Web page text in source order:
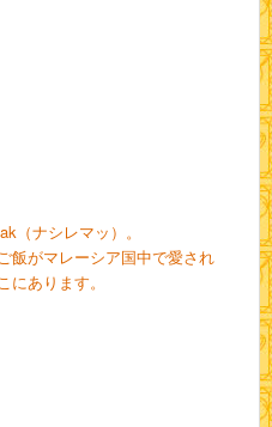
（ナシレマッ）。
飯がマレーシア国中で愛され
あります。